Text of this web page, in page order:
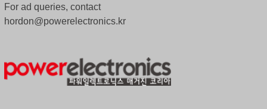
For ad queries, contact
hordon@powerelectronics.kr